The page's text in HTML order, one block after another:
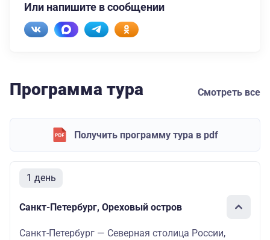
Или напишите в сообщении
Программа тура Смотреть все
Получить программу тура в pdf
1 день
Санкт-Петербург, Ореховый остров
Санкт-Петербург — Северная столица России,